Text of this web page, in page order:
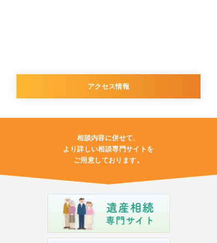
アクセス情報
相談内容に併せて、
より詳しい相談専門サイトを
ご用意しております。